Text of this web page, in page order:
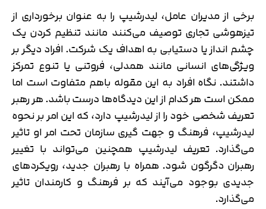
برخی از مدیران عامل، لیدرشیپ را به عنوان برخورداری از
تیزهوشی تجاری توصیف می‌کنند مانند تنظیم کردن یک
چشم انداز یا دستیابی به اهداف یک شرکت. افراد دیگر بر
ویژگی‌های انسانی مانند همدلی، فروتنی یا تنوع تمرکز
داشتند. نگاه افراد به این مقوله باهم متفاوت است اما
ممکن است هر کدام از این دیدگاه‌ها درست باشد. هر رهبر
تعريف شخصی خود را از لیدرشیپ دارد، كه اين امر بر نحوه
لیدرشیپ، فرهنگ و جهت گيری سازمان تحت امر او تاثير
می‌گذارد. تعریف لیدرشیپ همچنین می‌تواند با تغییر
رهبران دگرگون شود. همراه با رهبران جدید، رویکردهای
جدیدی بوجود می‌آیند که بر فرهنگ و کارمندان تاثیر
می‌گذارد.